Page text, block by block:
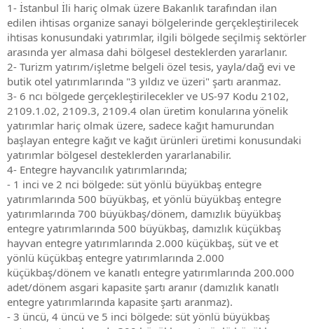
1- İstanbul İli hariç olmak üzere Bakanlık tarafından ilan
edilen ihtisas organize sanayi bölgelerinde gerçekleştirilecek
ihtisas konusundaki yatırımlar, ilgili bölgede seçilmiş sektörler
arasında yer almasa dahi bölgesel desteklerden yararlanır.
2- Turizm yatırım/işletme belgeli özel tesis, yayla/dağ evi ve
butik otel yatırımlarında "3 yıldız ve üzeri" şartı aranmaz.
3- 6 ncı bölgede gerçekleştirilecekler ve US-97 Kodu 2102,
2109.1.02, 2109.3, 2109.4 olan üretim konularına yönelik
yatırımlar hariç olmak üzere, sadece kağıt hamurundan
başlayan entegre kağıt ve kağıt ürünleri üretimi konusundaki
yatırımlar bölgesel desteklerden yararlanabilir.
4- Entegre hayvancılık yatırımlarında;
- 1 inci ve 2 nci bölgede: süt yönlü büyükbaş entegre
yatırımlarında 500 büyükbaş, et yönlü büyükbaş entegre
yatırımlarında 700 büyükbaş/dönem, damızlık büyükbaş
entegre yatırımlarında 500 büyükbaş, damızlık küçükbaş
hayvan entegre yatırımlarında 2.000 küçükbaş, süt ve et
yönlü küçükbaş entegre yatırımlarında 2.000
küçükbaş/dönem ve kanatlı entegre yatırımlarında 200.000
adet/dönem asgari kapasite şartı aranır (damızlık kanatlı
entegre yatırımlarında kapasite şartı aranmaz).
- 3 üncü, 4 üncü ve 5 inci bölgede: süt yönlü büyükbaş